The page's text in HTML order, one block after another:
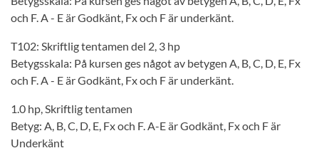
och F. A - E är Godkänt, Fx och F är underkänt.
T102: Skriftlig tentamen del 2, 3 hp
Betygsskala: På kursen ges något av betygen A, B, C, D, E, Fx
och F. A - E är Godkänt, Fx och F är underkänt.
1.0 hp, Skriftlig tentamen
Betyg: A, B, C, D, E, Fx och F. A-E är Godkänt, Fx och F är
Underkänt